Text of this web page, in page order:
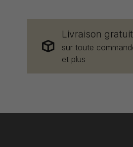
Livraison
sur toute
et plus